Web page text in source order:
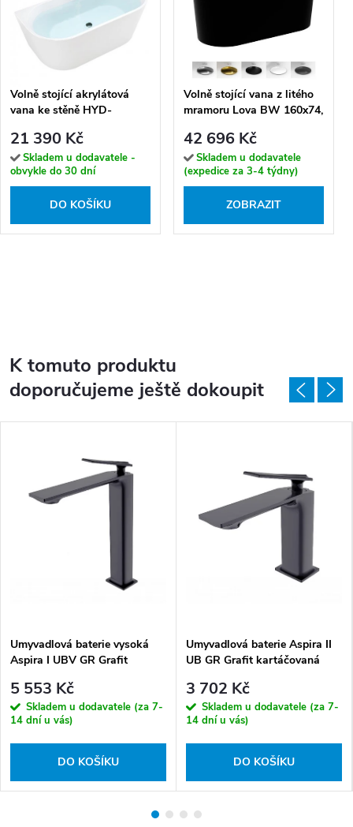
Volně stojící akrylátová
vana ke stěně HYD-
odtokový komplet černý
21 390 Kč
Skladem u dodavatele -
obvykle do 30 dní
DO KOŠÍKU
Volně stojící vana z litého
mramoru Lova BW 160x74,
42 696 Kč
Skladem u dodavatele
(expedice za 3-4 týdny)
ZOBRAZIT
K tomuto produktu
doporučujeme ještě dokoupit
Umyvadlová baterie vysoká
Aspira I UBV GR Grafit
5 553 Kč
Skladem u dodavatele (za 7-
14 dní u vás)
DO KOŠÍKU
Umyvadlová baterie Aspira II
UB GR Grafit kartáčovaná
3 702 Kč
Skladem u dodavatele (za 7-
14 dní u vás)
DO KOŠÍKU